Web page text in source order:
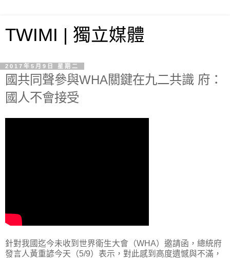
TWIMI | 獨立媒體
2017年5月9日 星期二
國共同聲參與WHA關鍵在九二共識 府：
國人不會接受
針對我國迄今未收到世界衛生大會（WHA）邀請函，總統府
發言人黃重諺今天（5/9）表示，對此感到高度遺憾與不滿，